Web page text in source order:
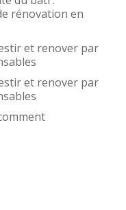
rénovation en
et renover par
et renover par